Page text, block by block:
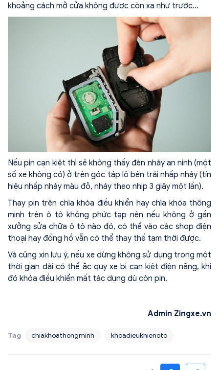
khoảng cách mở cửa không được còn xa như trước...
Nếu pin cạn kiệt thì sẽ không thấy đèn nháy an ninh (một
số xe không có) ở trên góc táp lô bên trái nhấp nháy (tín
hiệu nhấp nháy màu đỏ, nháy theo nhịp 3 giây một lần).
Thay pin trên chìa khóa điều khiển hay chìa khóa thông
minh trên ô tô không phức tạp nên nếu không ở gần
xưởng sửa chữa ô tô nào đó, có thể vào các shop điện
thoại hay đồng hồ vẫn có thể thay thế tạm thời được.
Và cũng xin lưu ý, nếu xe dừng không sử dụng trong một
thời gian dài có thể ắc quy xe bị cạn kiệt điện năng, khi
đó khóa điều khiển mất tác dụng dù còn pin.
Admin Zingxe.vn
Tag chiakhoathongminh khoadieukhienoto